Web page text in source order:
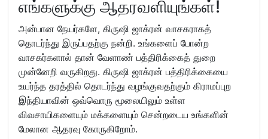
எங்களுக்கு ஆதரவளியுங்கள்!
அன்பான நேயர்களே, கிருஷி ஜாக்ரன் வாசகராகத்
தொடர்ந்து இருப்பதற்கு நன்றி. உங்களைப் போன்ற
வாசகர்களால் தான் வேளாண் பத்திரிக்கைத் துறை
முன்னேறி வருகிறது. கிருஷி ஜாக்ரன் பத்திரிக்கையை
உயர்ந்த தரத்தில் தொடர்ந்து வழங்குவதற்கும் கிராமப்புற
இந்தியாவின் ஒவ்வொரு மூலையிலும் உள்ள
விவசாயிகளையும் மக்களையும் சென்றடைய உங்களின்
மேலான ஆதரவு கோருகிறோம்.